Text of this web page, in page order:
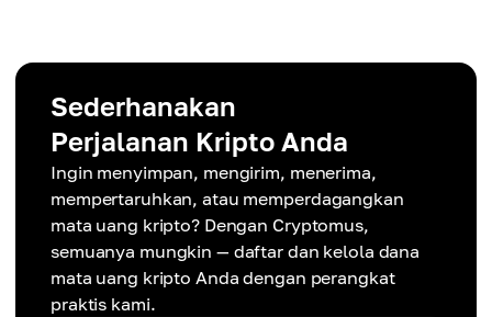
Sederhanakan
Perjalanan Kripto Anda
Ingin menyimpan, mengirim, menerima,
mempertaruhkan, atau memperdagangkan
mata uang kripto? Dengan Cryptomus,
semuanya mungkin — daftar dan kelola dana
mata uang kripto Anda dengan perangkat
praktis kami.